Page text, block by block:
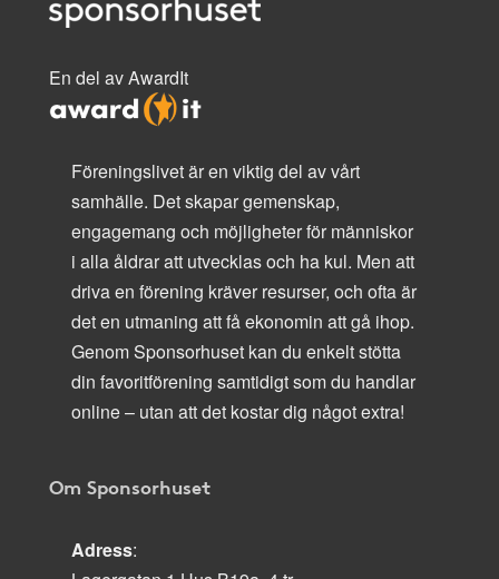
En del av AwardIt
Föreningslivet är en viktig del av vårt
samhälle. Det skapar gemenskap,
engagemang och möjligheter för människor
i alla åldrar att utvecklas och ha kul. Men att
driva en förening kräver resurser, och ofta är
det en utmaning att få ekonomin att gå ihop.
Genom Sponsorhuset kan du enkelt stötta
din favoritförening samtidigt som du handlar
online – utan att det kostar dig något extra!
Om Sponsorhuset
Adress: